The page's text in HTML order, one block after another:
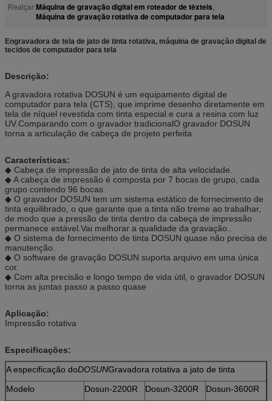
Realçar:Máquina de gravação digital em roteador de têxteis,
Máquina de gravação rotativa de computador para tela
Engravadora de tela de jato de tinta rotativa, máquina de gravação digital de
tecidos de computador para tela
Descrição:
A gravadora rotativa DOSUN é um equipamento digital de
computador para tela (CTS), que imprime desenho diretamente em
tela de níquel revestida com tinta especial e cura a resina com luz
UV.Comparando com o gravador tradicionalO gravador DOSUN
torna a articulação de cabeça de projeto perfeita.
Características:
◆ Cabeça de impressão de jato de tinta de alta velocidade.
◆ A cabeça de impressão é composta por 7 bocas de grupo, cada
grupo contendo 96 bocas.
◆ O gravador DOSUN tem um sistema estático de fornecimento de
tinta equilibrado, o que garante que a tinta não treme ao trabalhar,
de modo que a pressão de tinta dentro da cabeça de impressão
permanece estável.Vai melhorar a qualidade da gravação..
◆ O sistema de fornecimento de tinta DOSUN quase não precisa de
manutenção.
◆ O software de gravação DOSUN suporta arquivo em uma única
cor.
◆ Com alta precisão e longo tempo de vida útil, o gravador DOSUN
torna as juntas passo a passo quase
Aplicação:
Impressão rotativa
Especificações:
A especificação doDOSUNGravadora rotativa a jato de tinta
Modelo
Dosun-2200R Dosun-3200R
Dosun-3600R